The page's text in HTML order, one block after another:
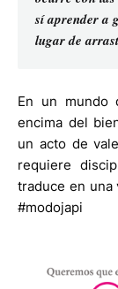
sí aprender a
lugar de
En un mundo
encima del
un acto de
requiere
traduce en una
#modojapi